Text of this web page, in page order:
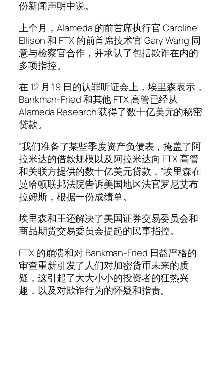
份新闻声明中说。
上个月，Alameda 的前首席执行官 Caroline
Ellison 和 FTX 的前首席技术官 Gary Wang 同
意与检察官合作，并承认了包括欺诈在内的
多项指控。
在 12 月 19 日的认罪听证会上，埃里森表示，
Bankman-Fried 和其他 FTX 高管已经从
Alameda Research 获得了数十亿美元的秘密
贷款。
“我们准备了某些季度资产负债表，掩盖了阿
拉米达的借款规模以及阿拉米达向 FTX 高管
和关联方提供的数十亿美元贷款，”埃里森在
曼哈顿联邦法院告诉美国地区法官罗尼艾布
拉姆斯，根据一份成绩单。
埃里森和王还解决了美国证券交易委员会和
商品期货交易委员会提起的民事指控。
FTX 的崩溃和对 Bankman-Fried 日益严格的
审查重新引发了人们对加密货币未来的质
疑，这引起了大大小小的投资者的狂热兴
趣，以及对欺诈行为的怀疑和指责。